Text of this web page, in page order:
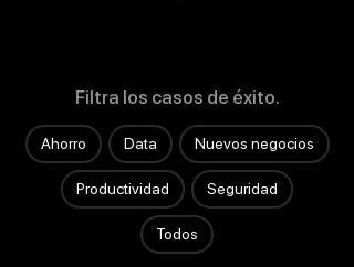
Filtra los casos de éxito.
Ahorro Data Nuevos negocios
Productividad Seguridad
Todos